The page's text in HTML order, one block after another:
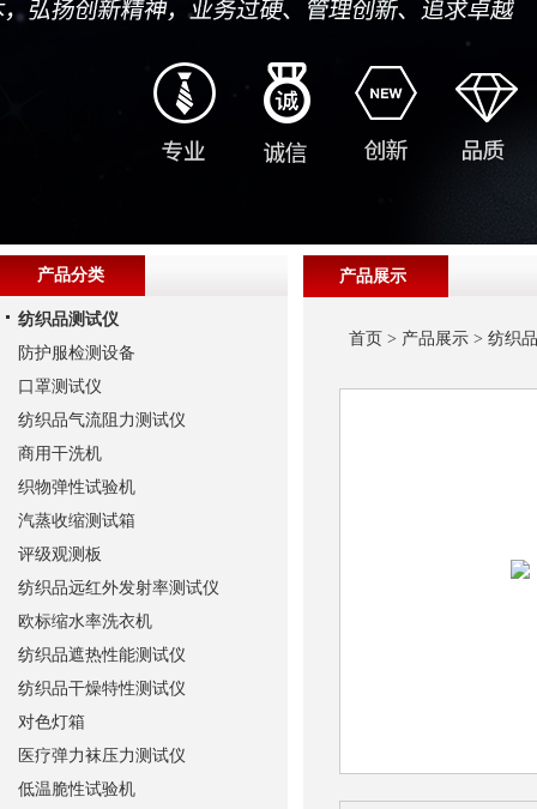
产品展示
首页 > 产品展示> 纺织
产品分类
纺织品测试仪
防护服检测设备
口罩测试仪
纺织品气流阻力测试仪
商用干洗机
织物弹性试验机
汽蒸收缩测试箱
评级观测板
纺织品远红外发射率测试仪
欧标缩水率洗衣机
纺织品遮热性能测试仪
纺织品干燥特性测试仪
对色灯箱
医疗弹力袜压力测试仪
低温脆性试验机